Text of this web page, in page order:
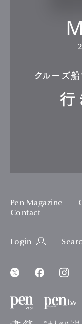
クルーズ
行
Pen Magazine
Contact
Login